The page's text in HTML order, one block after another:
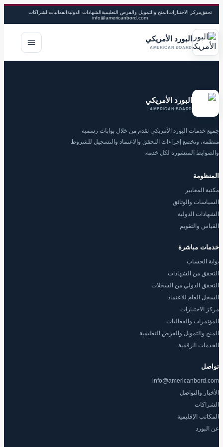
تحققمركز الاختباراتالمنح والتمويل والفرص التعليميةالشهادات الدوليةالفعالياتالشراكات
info@americanbord.com
البورد الأمريكي
AMERICAN BOARD
البورد الأمريكي
AMERICAN BOARD
جميع خدمات البورد الأمريكي تقدم من خلال بوابات رسمية
منظمة، وتخضع إجراءات التحقق والاعتماد والتسجيل للشروط
والضوابط المنشورة لكل خدمة.
المنظومة
مكتبة المعايير
السياسات والوثائق
الشهادات الدولية
القياس والتقويم
خدمات مباشرة
بوابة الحساب
التحقق من الشهادات
التحقق الدولي من السجلات
السجل العام للاعتماد
مركز الاختبارات
المؤتمرات والفعاليات
المنح والتمويل والفرص التعليمية
الخدمات الرقمية
تواصل
info@americanbord.com
الأخبار والتواصل
الشراكات
المكاتب الإقليمية
عن البورد